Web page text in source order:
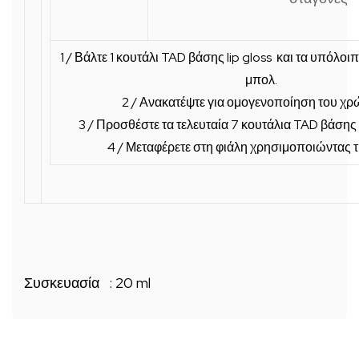
1 / Βάλτε1 κουτάλι TAD βάσης lip gloss και τα
μπολ.
2 / Ανακατέψτε για ομογενοποίηση του
3 / Προσθέστε τατελευταία 7 κουτάλια TAD βάσης
4 / Μεταφέρετε στη φιάλη χρησιμοποιώντας
Συσκευασία : 20 ml